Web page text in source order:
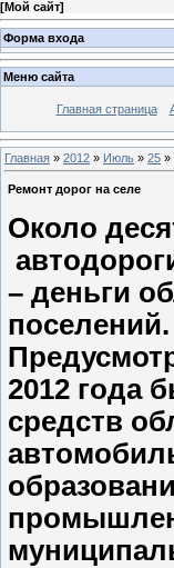
[Мой сайт]
Форма входа
Меню сайта
Главная страница
Главная » 2012 » Июль » 25 »
Ремонт дорог на селе
Около
– деньги
2012 года
средств